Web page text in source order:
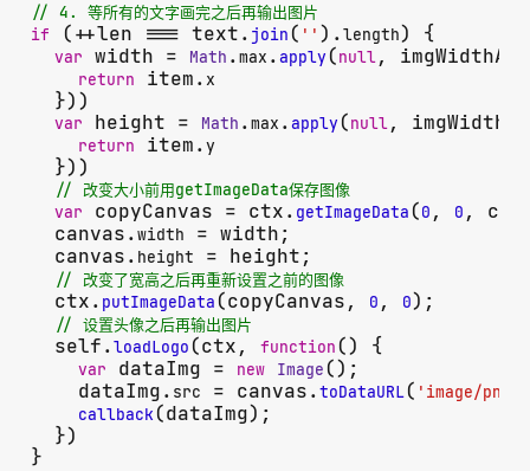
// 4. 等所有的文字画完之后再输出图片
if
(++len === text. join( '' ).length) {
var width = Math .max .apply(null,
return item.x
  }))
var height = Math .max .apply(null,
return item.y
  }))
// 改变大小前用getImageData保存图像
var
copyCanvas = ctx. getImageData(0 , 0 ,
  canvas.
width
= width;
  canvas.
height = height;
// 改变了宽高之后再重新设置之前的图像
  ctx.
putImageData(copyCanvas, 0 , 0);
// 设置头像之后再输出图片
  self.
loadLogo(ctx, function() {
var dataImg = new Image();
    dataImg.
src = canvas.toDataURL( 'image/png'
callback(dataImg);
  })
}